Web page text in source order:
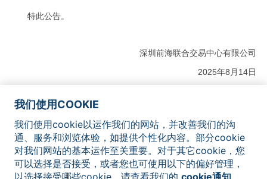
我们使用COOKIE
我们使用cookie以运作我们的网站，并改善我们的沟
通、服务和浏览体验，如提供个性化内容。部分cookie
对我们网站的基本运作至关重要。对于其它cookie，您
可以选择是否接受，或者您也可使用以下的偏好管理，
以选择接受哪些cookie。请查看我们的cookie通知
特此公告。
深圳前海联合交易中心有限公司
2025年8 月 14日
网站地图 联系我们 法律声明 隐私政策 Cookie通知